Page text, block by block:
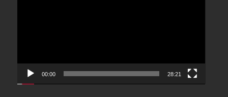
00:00 28:21